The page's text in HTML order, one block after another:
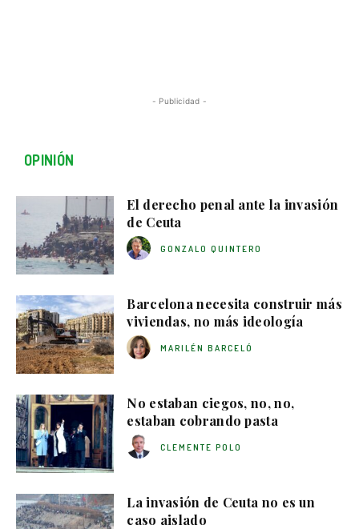
- Publicidad -
OPINIÓN
El derecho penal ante la invasión
de Ceuta
GONZALO QUINTERO
Barcelona necesita construir más
viviendas, no más ideología
MARILÉN BARCELÓ
No estaban ciegos, no, no,
estaban cobrando pasta
CLEMENTE POLO
La invasión de Ceuta no es un
caso aislado